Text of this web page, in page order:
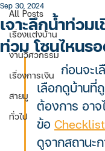
All Posts
เรื่องแต่งบ้าน
งานวิศวกรรม
เรื่องการเงิน
สายมู
ทั่วไป
เจาะลึกน้ำท่วม
ท่วม โซนไหนร
Sep 30, 2024
	ก่อนจะเลือกซื้อบ้านซักหลัง บางทีการ
เลือกดูบ้านที่
ต้องการ อาจ
ข้อ
ดูจากสถานะ